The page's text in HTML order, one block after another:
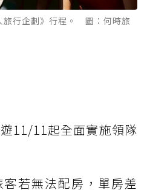
旅行企劃》行程。 圖：何時旅
11/11起全面實施領隊
客若無法配房，單房差